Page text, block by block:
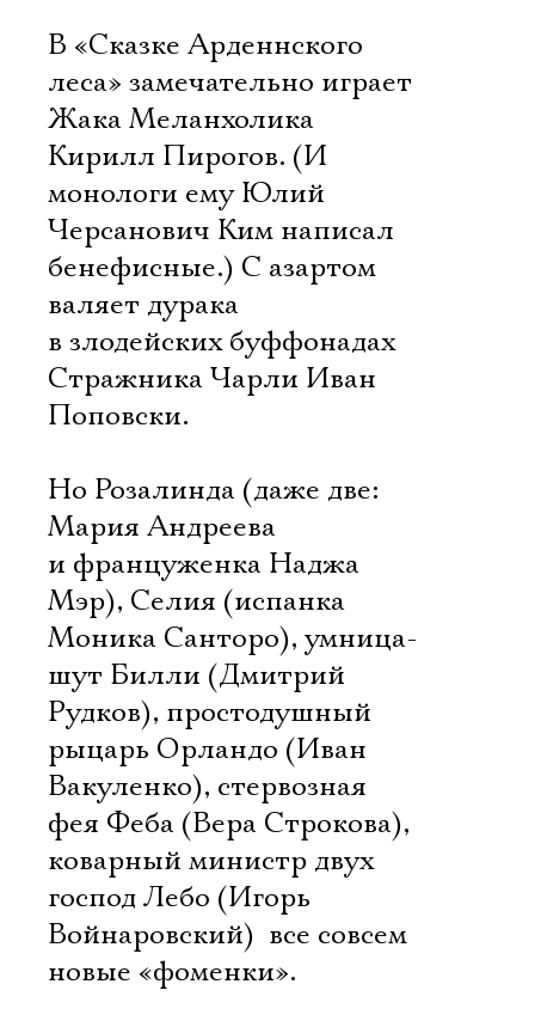
В «Сказке Арденнского
леса» замечательно играет
Жака Меланхолика
Кирилл Пирогов. (И
монологи ему Юлий
Черсанович Ким написал
бенефисные.) С азартом
валяет дурака
в злодейских буффонадах
Стражника Чарли Иван
Поповски.
Но Розалинда (даже две:
Мария Андреева
и француженка Наджа
Мэр), Селия (испанка
Моника Санторо), умница-
шут Билли (Дмитрий
Рудков), простодушный
рыцарь Орландо (Иван
Вакуленко), стервозная
фея Феба (Вера Строкова),
коварный министр двух
господ Лебо (Игорь
Войнаровский)  все совсем
новые «фоменки».